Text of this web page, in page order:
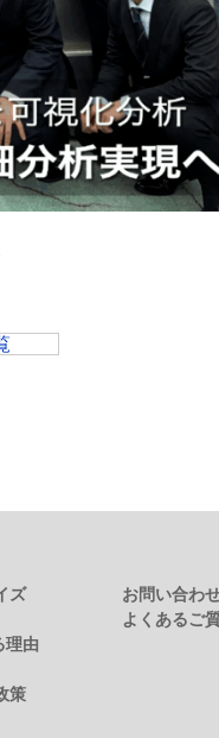
ズ
理由
策
お問い合わ
よくあるご